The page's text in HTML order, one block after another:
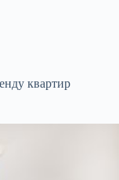
квартир